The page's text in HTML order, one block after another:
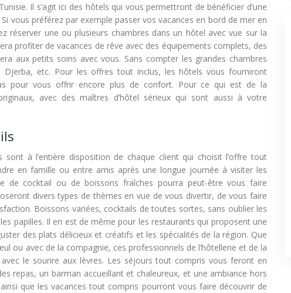
Il s’agit ici des hôtels qui vous permettront de bénéficier d’une
vous préférez par exemple passer vos vacances en bord de mer en
réserver une ou plusieurs chambres dans un hôtel avec vue sur la
profiter de vacances de rêve avec des équipements complets, des
aux petits soins avec vous. Sans compter les grandes chambres
Djerba, etc. Pour les offres tout inclus, les hôtels vous fourniront
pour vous offrir encore plus de confort. Pour ce qui est de la
avec des maîtres d’hôtel sérieux qui sont aussi à votre
à l’entière disposition de chaque client qui choisit l’offre tout
en famille ou entre amis après une longue journée à visiter les
de cocktail ou de boissons fraîches pourra peut-être vous faire
divers types de thèmes en vue de vous divertir, de vous faire
Boissons variées, cocktails de toutes sortes, sans oublier les
papilles. Il en est de même pour les restaurants qui proposent une
des plats délicieux et créatifs et les spécialités de la région. Que
ou avec de la compagnie, ces professionnels de l’hôtellerie et de la
le sourire aux lèvres. Les séjours tout compris vous feront en
repas, un barman accueillant et chaleureux, et une ambiance hors
que les vacances tout compris pourront vous faire découvrir de